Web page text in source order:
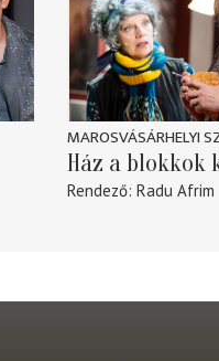
MAROSVÁSÁRHELYI
Ház a blokkok
Rendező Radu Afrim